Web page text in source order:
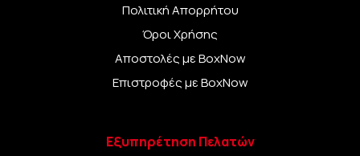
Πολιτική Απορρήτου
Όροι Χρήσης
Αποστολές με BoxNow
Επιστροφές με BoxNow
Εξυπηρέτηση Πελατών